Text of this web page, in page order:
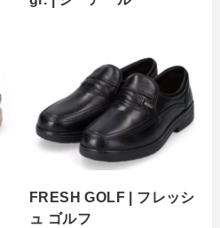
FRESH GOLF | フレッシ
ュ ゴルフ